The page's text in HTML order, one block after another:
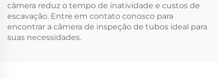
câmera reduz o tempo de inatividade e custos de
escavação. Entre em contato conosco para
encontrar a câmera de inspeção de tubos ideal para
suas necessidades.